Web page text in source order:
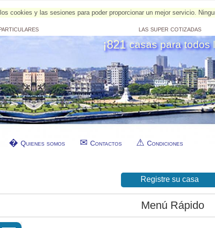
cookies y las sesiones para poder proporcionar un mejor servicio.
las super cotizadas
¡821casas para todos
Quienes somos Contactos Condiciones
Registre su casa
Menú Rápido